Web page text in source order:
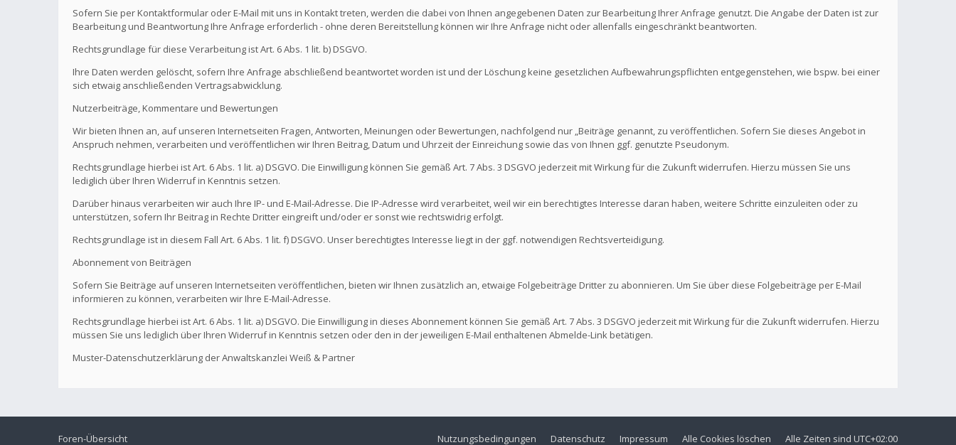
Sofern Sie per Kontaktformular oder E-Mail mit uns in Kontakt treten, werden die dabei von Ihnen angegebenen Daten zur Bearbeitung Ihrer Anfrage genutzt. Die Angabe der Daten ist zur
Bearbeitung und Beantwortung Ihre Anfrage erforderlich - ohne deren Bereitstellung können wir Ihre Anfrage nicht oder allenfalls eingeschränkt beantworten.
Rechtsgrundlage für diese Verarbeitung ist Art. 6 Abs. 1 lit. b) DSGVO.
Ihre Daten werden gelöscht, sofern Ihre Anfrage abschließend beantwortet worden ist und der Löschung keine gesetzlichen Aufbewahrungspflichten entgegenstehen, wie bspw. bei einer
sich etwaig anschließenden Vertragsabwicklung.
Nutzerbeiträge, Kommentare und Bewertungen
Wir bieten Ihnen an, auf unseren Internetseiten Fragen, Antworten, Meinungen oder Bewertungen, nachfolgend nur „Beiträge genannt, zu veröffentlichen. Sofern Sie dieses Angebot in
Anspruch nehmen, verarbeiten und veröffentlichen wir Ihren Beitrag, Datum und Uhrzeit der Einreichung sowie das von Ihnen ggf. genutzte Pseudonym.
Rechtsgrundlage hierbei ist Art. 6 Abs. 1 lit. a) DSGVO. Die Einwilligung können Sie gemäß Art. 7 Abs. 3 DSGVO jederzeit mit Wirkung für die Zukunft widerrufen. Hierzu müssen Sie uns
lediglich über Ihren Widerruf in Kenntnis setzen.
Darüber hinaus verarbeiten wir auch Ihre IP- und E-Mail-Adresse. Die IP-Adresse wird verarbeitet, weil wir ein berechtigtes Interesse daran haben, weitere Schritte einzuleiten oder zu
unterstützen, sofern Ihr Beitrag in Rechte Dritter eingreift und/oder er sonst wie rechtswidrig erfolgt.
Rechtsgrundlage ist in diesem Fall Art. 6 Abs. 1 lit. f) DSGVO. Unser berechtigtes Interesse liegt in der ggf. notwendigen Rechtsverteidigung.
Abonnement von Beiträgen
Sofern Sie Beiträge auf unseren Internetseiten veröffentlichen, bieten wir Ihnen zusätzlich an, etwaige Folgebeiträge Dritter zu abonnieren. Um Sie über diese Folgebeiträge per E-Mail
informieren zu können, verarbeiten wir Ihre E-Mail-Adresse.
Rechtsgrundlage hierbei ist Art. 6 Abs. 1 lit. a) DSGVO. Die Einwilligung in dieses Abonnement können Sie gemäß Art. 7 Abs. 3 DSGVO jederzeit mit Wirkung für die Zukunft widerrufen. Hierzu
müssen Sie uns lediglich über Ihren Widerruf in Kenntnis setzen oder den in der jeweiligen E-Mail enthaltenen Abmelde-Link betätigen.
Muster-Datenschutzerklärung der Anwaltskanzlei Weiß & Partner
Foren-Übersicht Alle Zeiten sind UTC+02:00
Alle Cookies löschen
Impressum
Datenschutz
Nutzungsbedingungen